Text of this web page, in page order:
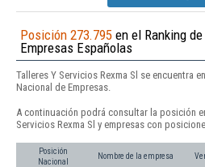
Posición 273.795 en el Ranking de
Empresas Españolas
Talleres Y Servicios Rexma Sl se encuentra
Nacional de Empresas.
A continuación podrá consultar la posición
Servicios Rexma Sl y empresas con
Posición
Nacional
Nombre de la empresa